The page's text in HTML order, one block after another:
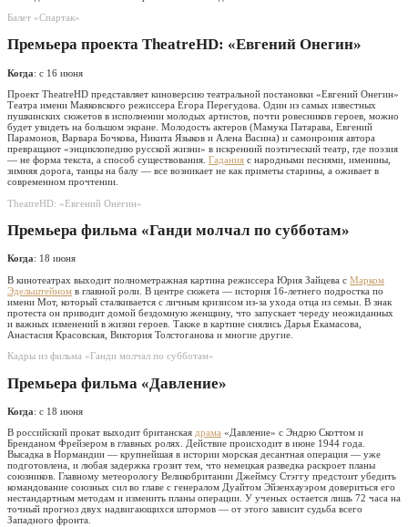
Балет «Спартак»
Премьера проекта TheatreHD: «Евгений Онегин»
Когда: с 16 июня
Проект TheatreHD представляет киноверсию театральной постановки «Евгений Онегин»
Театра имени Маяковского режиссера Егора Перегудова. Один из самых известных
пушкинских сюжетов в исполнении молодых артистов, почти ровесников героев, можно
будет увидеть на большом экране. Молодость актеров (Мамука Патарава, Евгений
Парамонов, Варвара Бочкова, Никита Языков и Алена Васина) и самоирония автора
превращают «энциклопедию русской жизни» в искренний поэтический театр, где поэзия
— не форма текста, а способ существования. Гадания с народными песнями, именины,
зимняя дорога, танцы на балу — все возникает не как приметы старины, а оживает в
современном прочтении.
TheatreHD: «Евгений Онегин»
Премьера фильма «Ганди молчал по субботам»
Когда: 18 июня
В кинотеатрах выходит полнометражная картина режиссера Юрия Зайцева с Марком
Эдельштейном в главной роли. В центре сюжета — история 16-летнего подростка по
имени Мот, который сталкивается с личным кризисом из-за ухода отца из семьи. В знак
протеста он приводит домой бездомную женщину, что запускает череду неожиданных
и важных изменений в жизни героев. Также в картине снялись Дарья Екамасова,
Анастасия Красовская, Виктория Толстоганова и многие другие.
Кадры из фильма «Ганди молчал по субботам»
Премьера фильма «Давление»
Когда: с 18 июня
В российский прокат выходит британская драма «Давление» с Эндрю Скоттом и
Бренданом Фрейзером в главных ролях. Действие происходит в июне 1944 года.
Высадка в Нормандии — крупнейшая в истории морская десантная операция — уже
подготовлена, и любая задержка грозит тем, что немецкая разведка раскроет планы
союзников. Главному метеорологу Великобритании Джеймсу Стэггу предстоит убедить
командование союзных сил во главе с генералом Дуайтом Эйзенхауэром довериться его
нестандартным методам и изменить планы операции. У ученых остается лишь 72 часа на
точный прогноз двух надвигающихся штормов — от этого зависит судьба всего
Западного фронта.